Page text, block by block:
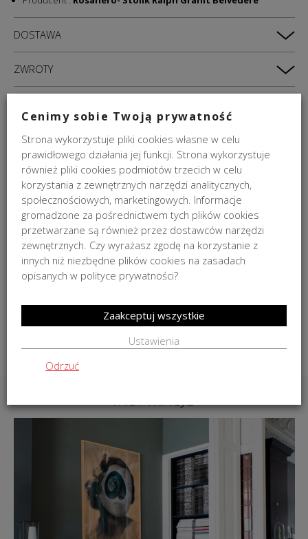
DOSTAWA
ZWROTY
PODOBNE PRODUKTY
NA ZAMÓWIENIE
Stolik kawowy Drop 4093 Ziemann 115x50x50cm
od1 090,00zł
DO KOSZYKA
INSPIRACJE
Cenimy sobie Twoją prywatność
Strona wykorzystuje pliki cookies własne w celu
prawidłowego działania jej funkcji. Strona wykorzystuje
również pliki cookies podmiotów trzecich w celu
korzystania z zewnętrznych narzędzi analitycznych,
społecznościowych, marketingowych. Informacje
gromadzone za pośrednictwem tych plików cookies
przetwarzane są również przez dostawców narzędzi
zewnętrznych. Czy wyrażasz zgodę na korzystanie z
innych niż niezbędne plików cookies na zasadach
opisanych w polityce prywatności?
Ustawienia
Odrzuć
Zaakceptuj wszystkie